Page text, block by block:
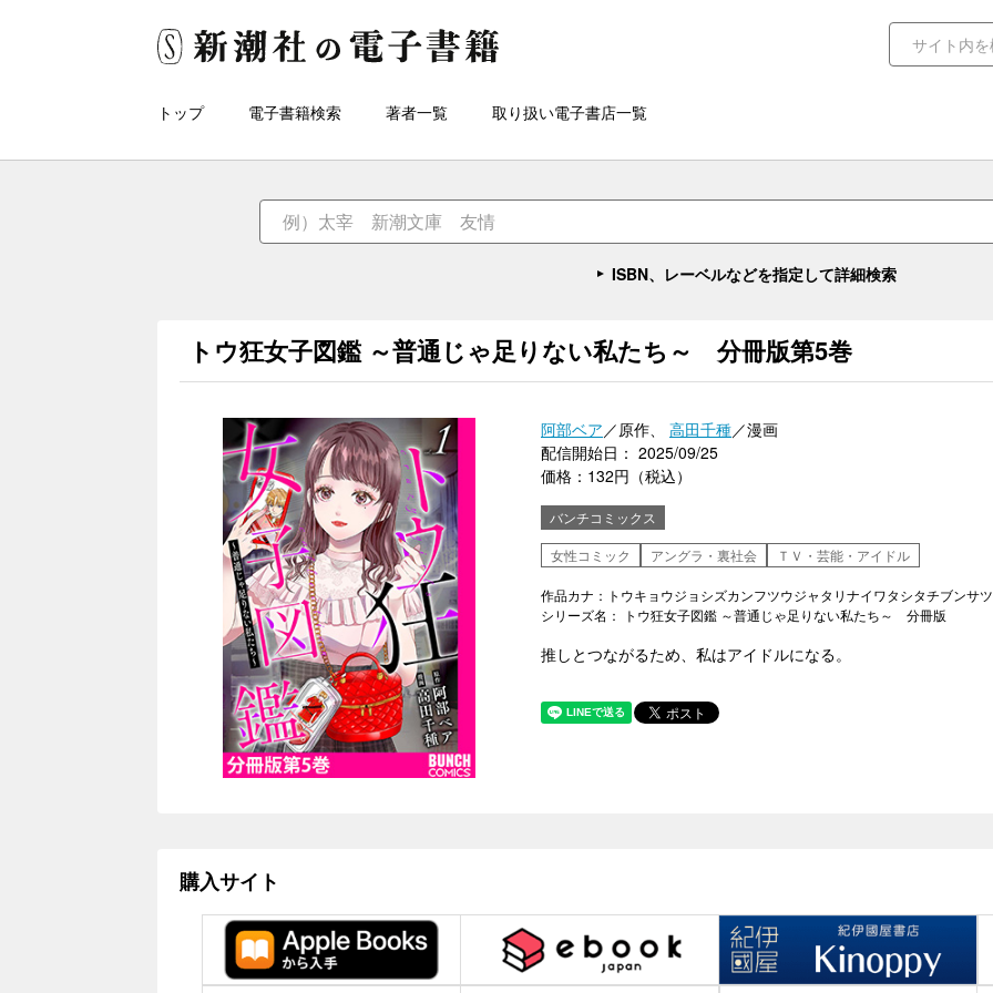
トップ 電子書籍検索 著者一覧 取り扱い電子書店一覧
ISBN、レーベルなどを指定して詳細検索
トウ狂女子図鑑 ～普通じゃ足りない私たち～ 分冊版第5巻
阿部ベア／原作、 高田千種／漫画
配信開始日： 2025/09/25
価格：132円（税込）
バンチコミックス
女性コミック
アングラ・裏社会 ＴＶ・芸能・アイドル
作品カナ：トウキョウジョシズカンフツウジャタリナイワタシタチブンサ
シリーズ名： トウ狂女子図鑑 ～普通じゃ足りない私たち～ 分冊版
推しとつながるため、私はアイドルになる。
購入サイト